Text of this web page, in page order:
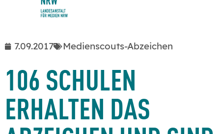
7.09.2017 Medienscouts-Abzeichen
106 SCHULEN
ERHALTEN DAS